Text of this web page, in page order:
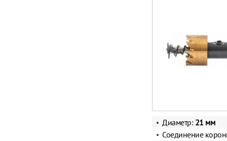
Диаметр: 21 мм
Соединение